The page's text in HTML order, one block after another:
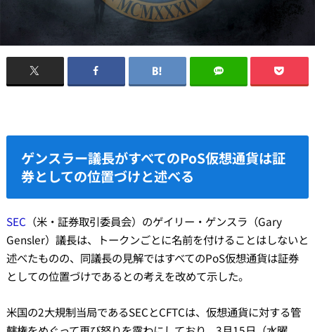
ゲンスラー議長がすべてのPoS仮想通貨は証
券としての位置づけと述べる
SEC （米・証券取引委員会）のゲイリー・ゲンスラ（Gary
Gensler）議長は、トークンごとに名前を付けることはしないと
述べたものの、同議長の見解ではすべてのPoS仮想通貨は証券
としての位置づけであるとの考えを改めて示した。
米国の2大規制当局であるSECとCFTCは、仮想通貨に対する管